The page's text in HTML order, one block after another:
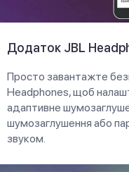
Додаток JBL
Просто завантажте
Headphones, щоб
адаптивне
шумозаглушення або
звуком.